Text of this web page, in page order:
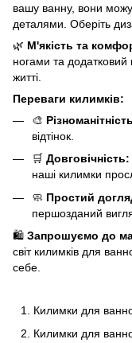
вашу ванну, вони
деталями. Оберіть
🌿 М'якість та
ногами та
житті.
Переваги килимків:
🎨
відтінок.
🛒 Довговічність:
наші килимки
🧼 Простий
першозданий
🛍️ Запрошуємо до
світ килимків для
себе.
Килимки для
Килимки для